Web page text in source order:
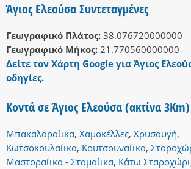
Άγιος Ελεούσα Συντεταγμένες
Γεωγραφικό Πλάτος: 38.076720000000
Γεωγραφικό Μήκος: 21.770560000000
Δείτε τον Χάρτη Google για Άγιος
οδηγίες.
Κοντά σε Άγιος Ελεούσα (ακτίνα 3Km)
Μπακαλαραίικα, Χαμοκέλλες, Χρυσαυγή,
Κωτσοκουλαίικα, Κουτσουναίικα,
Μαστοραίικα - Σταμαίικα, Κάτω Σταροχώρι